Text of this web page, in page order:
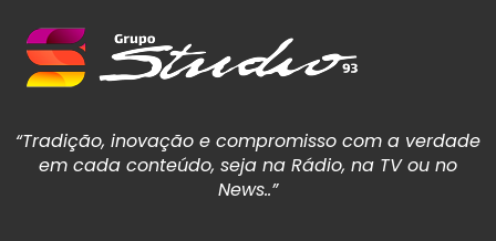
“Tradição, inovação e compromisso com a verdade
em cada conteúdo, seja na Rádio, na TV ou no
News..”